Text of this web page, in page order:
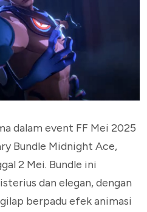
dalam event FF Mei 2025
Bundle Midnight Ace,
2 Mei. Bundle ini
dan elegan, dengan
berpadu efek animasi